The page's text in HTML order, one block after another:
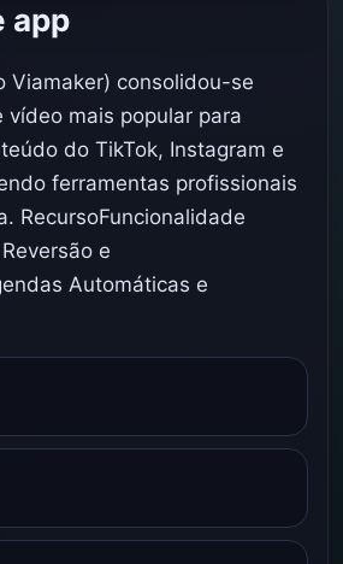
app
Viamaker) consolidou-se
vídeo mais popular para
do TikTok, Instagram e
ferramentas profissionais
RecursoFuncionalidade
e
Automáticas e